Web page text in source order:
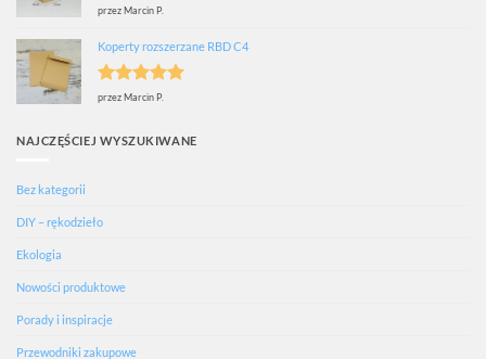
Oceniono
przez Marcin P.
Koperty rozszerzane RBD C4
Oceniono
przez Marcin P.
NAJCZĘŚCIEJ WYSZUKIWANE
Bez kategorii
DIY – rękodzieło
Ekologia
Nowości produktowe
Porady i inspiracje
Przewodniki zakupowe